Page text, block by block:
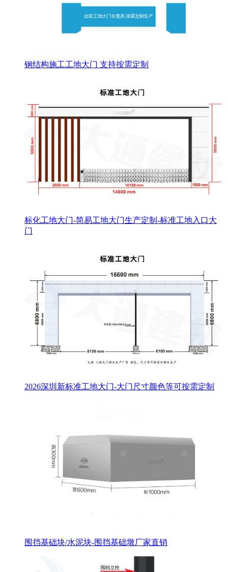
钢结构施工工地大门 支持按需定制
标化工地大门-简易工地大门生产定制-标准工地入口大
门
2026深圳新标准工地大门-大门尺寸颜色等可按需定制
围挡基础块/水泥块-围挡基础墩厂家直销